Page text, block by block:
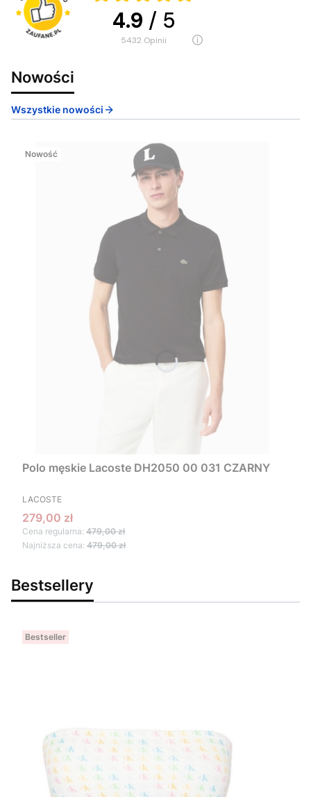
4.9 / 5
5432 opinii
Nowości
Wszystkie nowości
Nowość
Polo męskie Lacoste DH2050 00 031 CZARNY
PRODUCENT
LACOSTE
Cena promocyjna
279,00 zł
Cena regularna: 479,00 zł
Najniższa cena: 479,00 zł
Bestsellery
Bestseller